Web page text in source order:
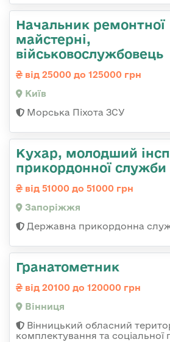
Начальник ремонтної
майстерні,
військовослужбовець
від 25000 до 125000 грн
Київ
Морська Піхота ЗСУ
Кухар, молодший
прикордонної служби
від 51000 до 51000 грн
Запоріжжя
Державна прикордонна
Гранатометник
від 20100 до 120000 грн
Вінниця
Вінницький обласний
комплектування та соціальної